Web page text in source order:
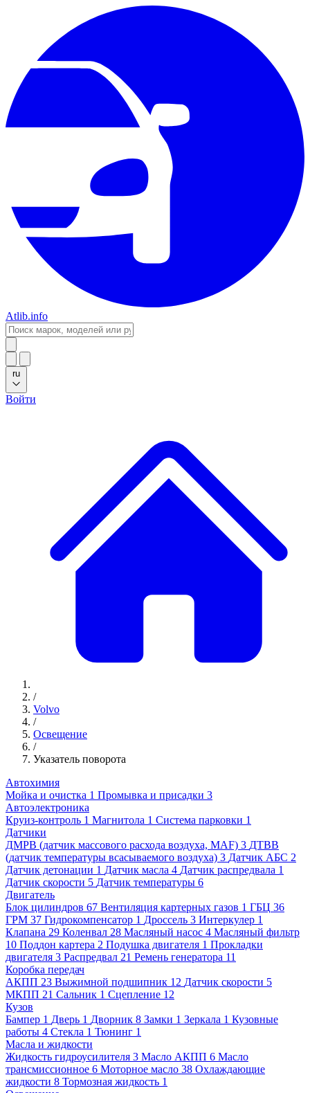
Atlib.info
ru
Войти
/
Volvo
/
Освещение
/
Указатель поворота
Автохимия
Мойка и очистка 1 Промывка и присадки 3
Автоэлектроника
Круиз-контроль 1 Магнитола 1 Система парковки 1
Датчики
ДМРВ (датчик массового расхода воздуха, MAF) 3 ДТВВ
(датчик температуры всасываемого воздуха) 3 Датчик АБС 2
Датчик детонации 1 Датчик масла 4 Датчик распредвала 1
Датчик скорости 5 Датчик температуры 6
Двигатель
Блок цилиндров 67 Вентиляция картерных газов 1 ГБЦ 36
ГРМ 37 Гидрокомпенсатор 1 Дроссель 3 Интеркулер 1
Клапана 29 Коленвал 28 Масляный насос 4 Масляный фильтр
10 Поддон картера 2 Подушка двигателя 1 Прокладки
двигателя 3 Распредвал 21 Ремень генератора 11
Коробка передач
АКПП 23 Выжимной подшипник 12 Датчик скорости 5
МКПП 21 Сальник 1 Сцепление 12
Кузов
Бампер 1 Дверь 1 Дворник 8 Замки 1 Зеркала 1 Кузовные
работы 4 Стекла 1 Тюнинг 1
Масла и жидкости
Жидкость гидроусилителя 3 Масло АКПП 6 Масло
трансмиссионное 6 Моторное масло 38 Охлаждающие
жидкости 8 Тормозная жидкость 1